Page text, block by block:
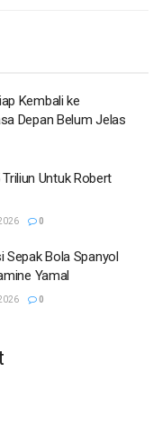
Kembali ke
Depan Belum Jelas
Untuk Robert
0
Sepak Bola Spanyol
Yamal
0